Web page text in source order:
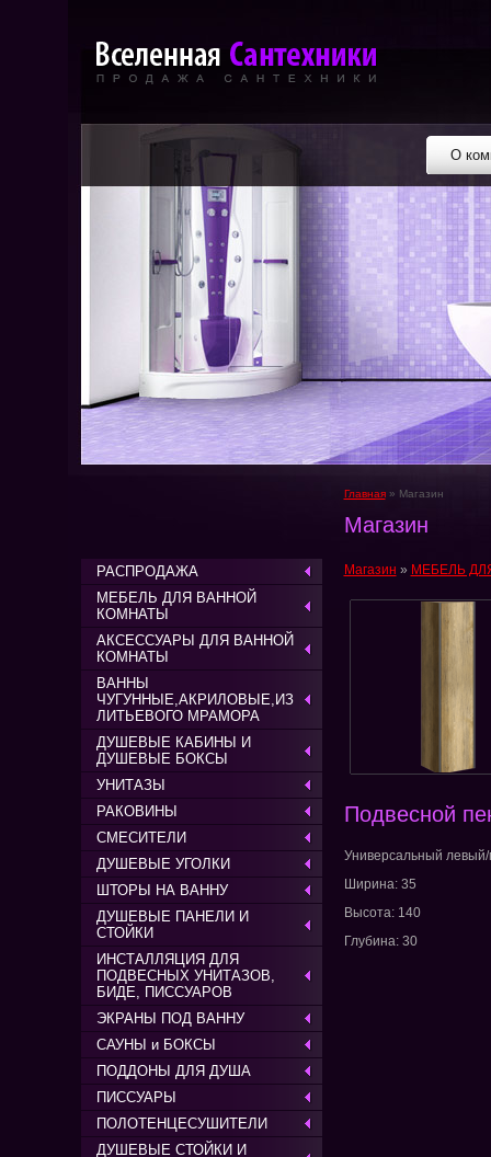
О
РАСПРОДАЖА
МЕБЕЛЬ ДЛЯ ВАННОЙ
КОМНАТЫ
АКСЕССУАРЫ ДЛЯ ВАННОЙ
КОМНАТЫ
ВАННЫ
ЧУГУННЫЕ,АКРИЛОВЫЕ,ИЗ
ЛИТЬЕВОГО МРАМОРА
ДУШЕВЫЕ КАБИНЫ И
ДУШЕВЫЕ БОКСЫ
УНИТАЗЫ
РАКОВИНЫ
СМЕСИТЕЛИ
ДУШЕВЫЕ УГОЛКИ
ШТОРЫ НА ВАННУ
ДУШЕВЫЕ ПАНЕЛИ И
СТОЙКИ
ИНСТАЛЛЯЦИЯ ДЛЯ
ПОДВЕСНЫХ УНИТАЗОВ,
БИДЕ, ПИССУАРОВ
ЭКРАНЫ ПОД ВАННУ
САУНЫ и БОКСЫ
ПОДДОНЫ ДЛЯ ДУША
ПИССУАРЫ
ПОЛОТЕНЦЕСУШИТЕЛИ
ДУШЕВЫЕ СТОЙКИ И
Главная» Магазин
Магазин
Магазин » МЕБЕЛЬ
Подвесной
Универсальный
Ширина: 35
Высота: 140
Глубина: 30